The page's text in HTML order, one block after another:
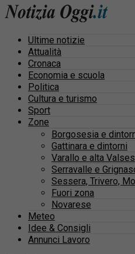
Ultime notizie
Attualità
Cronaca
Economia e scuola
Politica
Cultura e turismo
Sport
Zone
Borgosesia e
Gattinara e dintorni
Varallo e alta
Serravalle e
Sessera, Trivero,
Fuori zona
Novarese
Meteo
Idee & Consigli
Annunci Lavoro